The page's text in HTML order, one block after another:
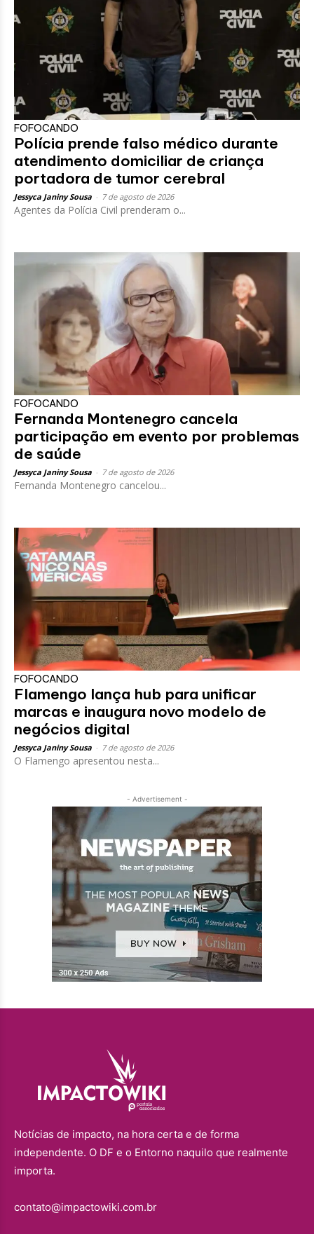
FOFOCANDO
Polícia prende falso médico durante
atendimento domiciliar de criança
portadora de tumor cerebral
Jessyca Janiny Sousa 7 de agosto de 2026
Agentes da Polícia Civil prenderam o...
FOFOCANDO
Fernanda Montenegro cancela
participação em evento por problemas
de saúde
Jessyca Janiny Sousa 7 de agosto de 2026
Fernanda Montenegro cancelou...
FOFOCANDO
Flamengo lança hub para unificar
marcas e inaugura novo modelo de
negócios digital
Jessyca Janiny Sousa 7 de agosto de 2026
O Flamengo apresentou nesta...
- Advertisement -
Notícias de impacto, na hora certa e de forma
independente. O DF e o Entorno naquilo que realmente
importa.
contato@impactowiki.com.br